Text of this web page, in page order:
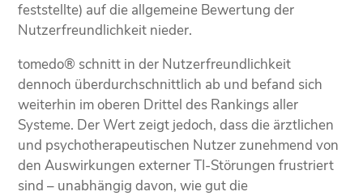
feststellte) auf die allgemeine Bewertung der
Nutzerfreundlichkeit nieder.
tomedo® schnitt in der Nutzerfreundlichkeit
dennoch überdurchschnittlich ab und befand sich
weiterhin im oberen Drittel des Rankings aller
Systeme. Der Wert zeigt jedoch, dass die ärztlichen
und psychotherapeutischen Nutzer zunehmend von
den Auswirkungen externer TI-Störungen frustriert
sind – unabhängig davon, wie gut die